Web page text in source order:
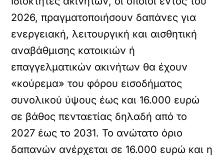
2026, πραγματοποιήσουν δαπάνες για
ενεργειακή, λειτουργική και αισθητική
αναβάθμισης κατοικιών ή
επαγγελματικών ακινήτων θα έχουν
«κούρεμα» του φόρου εισοδήματος
συνολικού ύψους έως και 16.000 ευρώ
σε βάθος πενταετίας δηλαδή από το
2027 έως το 2031. Το ανώτατο όριο
δαπανών ανέρχεται σε 16.000 ευρώ και η